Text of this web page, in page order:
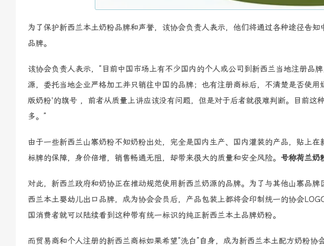
为了保护新西兰本土奶粉品牌和声誉，该协会负责人表示，他们将通过各种途径告
品牌。
该协会负责人表示，“目前中国市场上有不少国内的个人或公司到新西兰当地注册品
源，委托当地企业严格加工并只销往中国的品牌；也有注册商标后，不清楚是否使用
版奶粉’的旗号 ，前者从质量上讲应该没有问题，但是对于后者就很难判断。目前这
多。”
由于一些新西兰山寨奶粉不知奶粉出处，完全是国内生产、国内灌装的产品，贴上
标牌的保障，身价倍增，销售畅通无阻，却带来很大的质量和安全风险。 号称荷兰奶
对此，新西兰政府和奶协正在推动规范使用新西兰奶源的品牌。为了与其他山寨品
西兰本土婴幼儿出口品牌，成为协会会员后，产品包装上都将会印制统一的协会
国消费者就可以陆续看到这种带有统一标识的纯正新西兰本土品牌奶粉。
而贸易商和个人注册的新西兰商标如果希望“洗白”自身，成为新西兰本土配方奶粉协